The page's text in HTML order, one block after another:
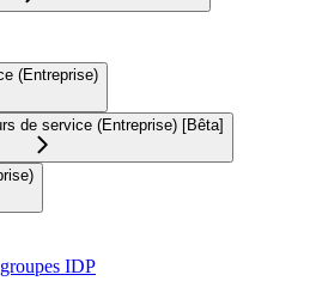
(Entreprise)
de service (Entreprise) [Bêta]
IDP